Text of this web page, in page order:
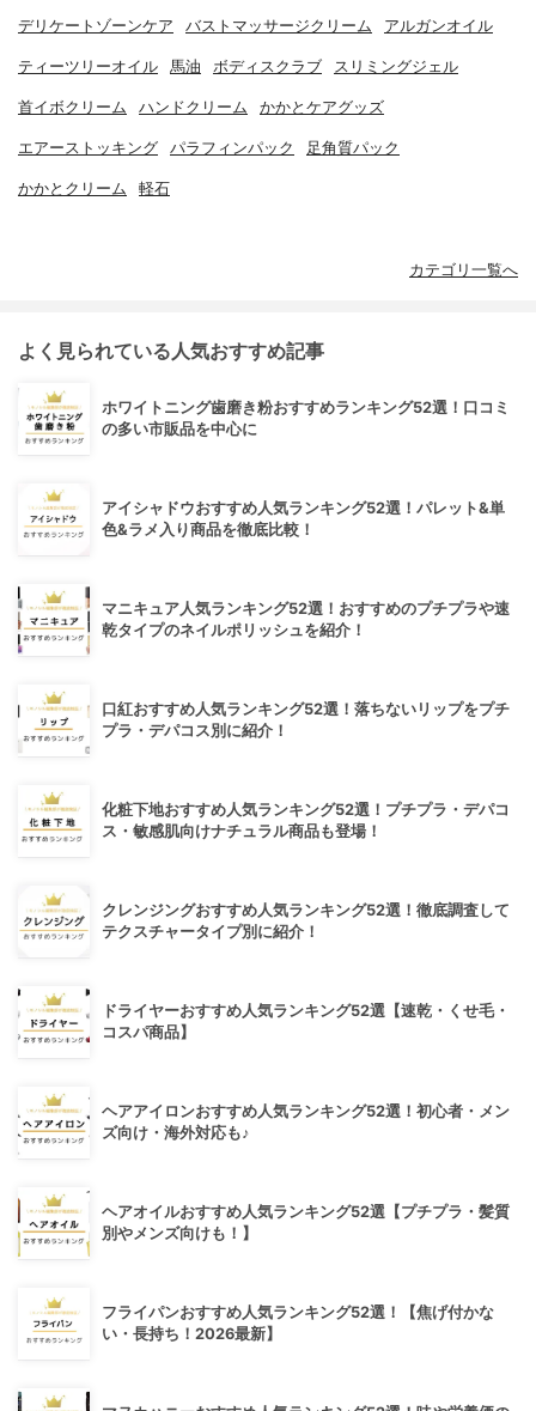
デリケートゾーンケア バストマッサージクリーム アルガンオイル
ティーツリーオイル 馬油 ボディスクラブ スリミングジェル
首イボクリーム ハンドクリーム かかとケアグッズ
エアーストッキング パラフィンパック 足角質パック
かかとクリーム 軽石
カテゴリ一覧へ
よく見られている人気おすすめ記事
ホワイトニング歯磨き粉おすすめランキング52選！口コミ
の多い市販品を中心に
アイシャドウおすすめ人気ランキング52選！パレット&単
色&ラメ入り商品を徹底比較！
マニキュア人気ランキング52選！おすすめのプチプラや速
乾タイプのネイルポリッシュを紹介！
口紅おすすめ人気ランキング52選！落ちないリップをプチ
プラ・デパコス別に紹介！
化粧下地おすすめ人気ランキング52選！プチプラ・デパコ
ス・敏感肌向けナチュラル商品も登場！
クレンジングおすすめ人気ランキング52選！徹底調査して
テクスチャータイプ別に紹介！
ドライヤーおすすめ人気ランキング52選【速乾・くせ毛・
コスパ商品】
ヘアアイロンおすすめ人気ランキング52選！初心者・メン
ズ向け・海外対応も♪
ヘアオイルおすすめ人気ランキング52選【プチプラ・髪質
別やメンズ向けも！】
フライパンおすすめ人気ランキング52選！【焦げ付かな
い・長持ち！2026最新】